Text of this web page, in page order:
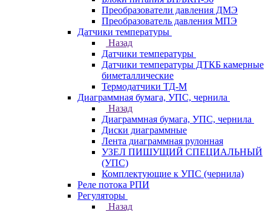
Преобразователи давления ДМЭ
Преобразователь давления МПЭ
Датчики температуры
Назад
Датчики температуры
Датчики температуры ДТКБ камерные
биметаллические
Термодатчики ТД-М
Диаграммная бумага, УПС, чернила
Назад
Диаграммная бумага, УПС, чернила
Диски диаграммные
Лента диаграммная рулонная
УЗЕЛ ПИШУЩИЙ СПЕЦИАЛЬНЫЙ
(УПС)
Комплектующие к УПС (чернила)
Реле потока РПИ
Регуляторы
Назад